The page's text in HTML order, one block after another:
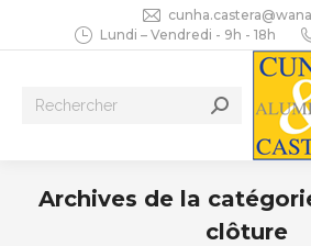
Lundi – Vendredi - 9h - 18h
Recherche
Archives de la
clôture